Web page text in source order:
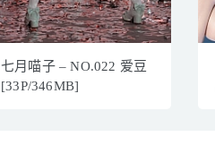
七月喵子 – NO.022 爱豆
[33P/346MB]